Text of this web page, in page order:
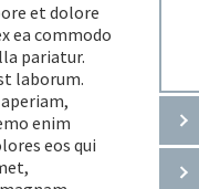
et dolore
ea commodo
pariatur.
laborum.
enim
eos qui